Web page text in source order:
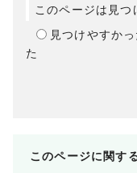
このページは見つ
見つけやすかっ
た
このページに関す